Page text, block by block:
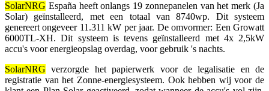
SolarNRG España heeft onlangs 19 zonnepanelen van het merk (Ja
Solar) geïnstalleerd, met een totaal van 8740wp. Dit systeem
genereert ongeveer 11.311 kW per jaar. De omvormer: Een Growatt
6000TL-XH. Dit systeem is tevens geïnstalleerd met 4x 2,5kW
accu's voor energieopslag overdag, voor gebruik 's nachts.
SolarNRG verzorgde het papierwerk voor de legalisatie en de
registratie van het Zonne-energiesysteem. Ook hebben wij voor de